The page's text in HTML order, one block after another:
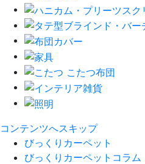
コンテンツへスキップ
びっくりカーペット
びっくりカーペットコラム